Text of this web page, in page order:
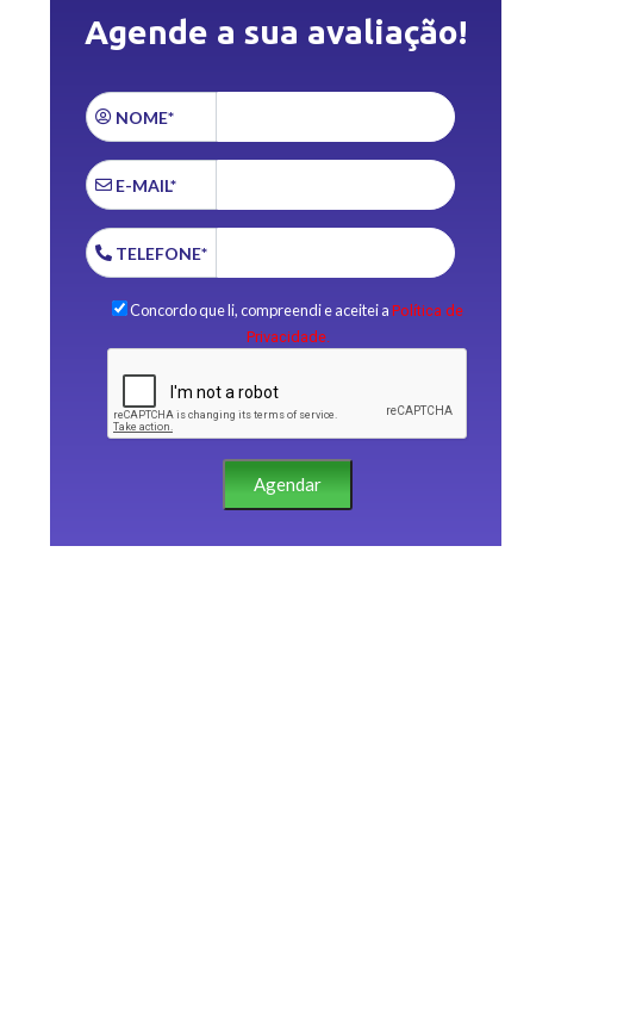
Agende a sua avaliação!
NOME*
E-MAIL*
TELEFONE*
Concordo que li, compreendi e aceitei aPolítica de
Privacidade.
Agendar